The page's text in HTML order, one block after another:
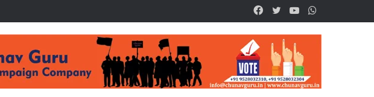
YouTube
Twitter
Facebook